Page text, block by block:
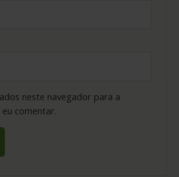
neste navegador para a
comentar.